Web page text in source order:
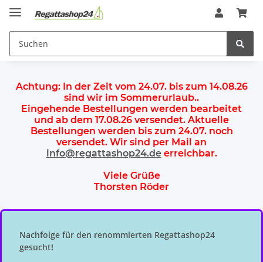
Achtung: In der Zeit vom 24.07. bis zum 14.08.26
sind wir im Sommerurlaub..
Eingehende Bestellungen werden bearbeitet
und ab dem 17.08.26 versendet. Aktuelle
Bestellungen werden bis zum 24.07.noch
versendet. Wir sind per Mail an
info@regattashop24.deerreichbar.
Viele Grüße
Thorsten Röder
Nachfolge für den renommierten Regattashop24
gesucht!